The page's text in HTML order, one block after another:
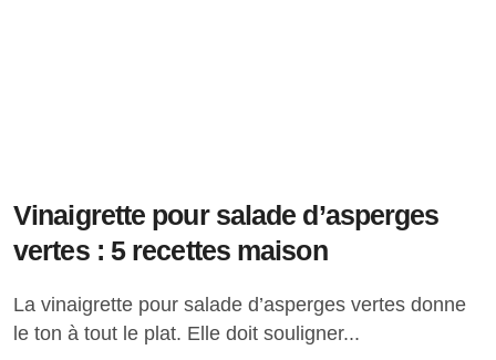
Vinaigrette pour salade d’asperges
vertes : 5 recettes maison
La vinaigrette pour salade d’asperges vertes donne
le ton à tout le plat. Elle doit souligner...